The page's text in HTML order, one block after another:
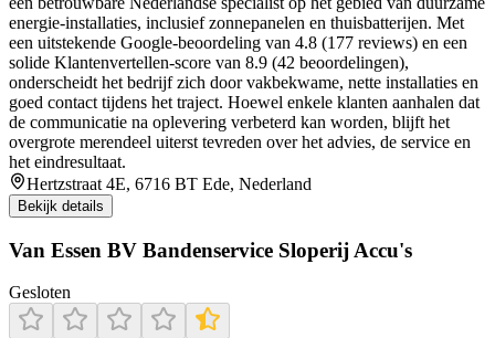
energie-installaties, inclusief zonnepanelen en thuisbatterijen. Met
een uitstekende Google-beoordeling van 4.8 (177 reviews) en een
solide Klantenvertellen-score van 8.9 (42 beoordelingen),
onderscheidt het bedrijf zich door vakbekwame, nette installaties en
goed contact tijdens het traject. Hoewel enkele klanten aanhalen dat
de communicatie na oplevering verbeterd kan worden, blijft het
overgrote merendeel uiterst tevreden over het advies, de service en
het eindresultaat.
Hertzstraat 4E, 6716 BT Ede, Nederland
Bekijk details
Van Essen BV Bandenservice Sloperij Accu's
Gesloten